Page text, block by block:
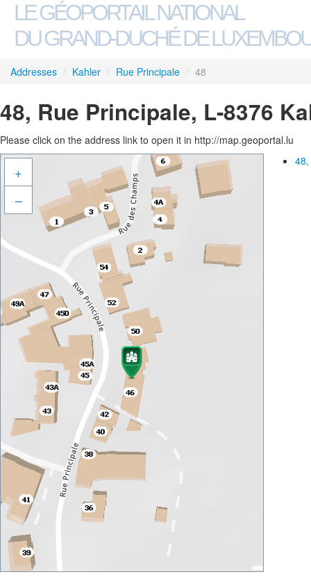
LE GÉOPORTAIL NATIONAL
DU GRAND-DUCHÉ DE
Addresses / Kahler / Rue Principale / 48
48, Rue Principale, L-8376
Please click on the address link to open it in http://map.geoportal.lu
+
–